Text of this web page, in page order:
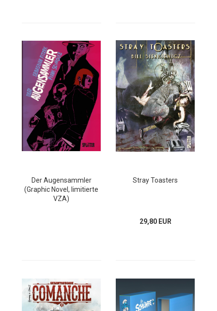
Der Augensammler
(Graphic Novel, limitierte
VZA)
Stray Toasters
29,80 EUR